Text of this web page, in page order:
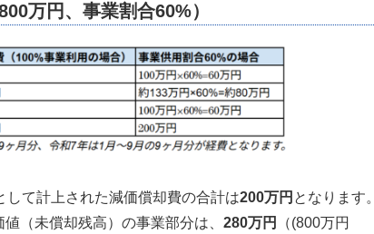
万円、事業割合60%）
て計上された減価償却費の合計は200万円 となります。
（未償却残高）の事業部分は、 280万円
（(800万円